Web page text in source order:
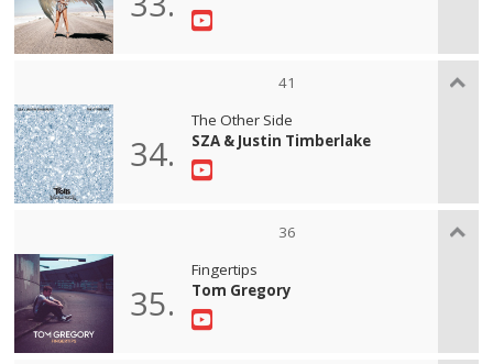
41
34.
The Other Side
SZA & Justin Timberlake
36
35.
Fingertips
Tom Gregory